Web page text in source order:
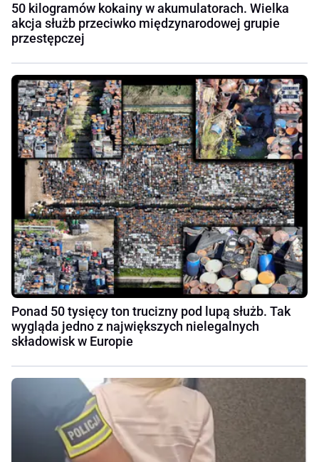
50 kilogramów kokainy w akumulatorach. Wielka
akcja służb przeciwko międzynarodowej grupie
przestępczej
Ponad 50 tysięcy ton trucizny pod lupą służb. Tak
wygląda jedno z największych nielegalnych
składowisk w Europie